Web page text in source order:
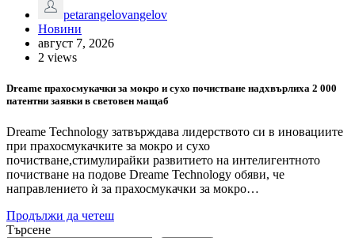
petarangelovangelov
Новини
август 7, 2026
2 views
Dreame прахосмукачки за мокро и сухо почистване надхвърлиха 2 000
патентни заявки в световен мащаб
Dreame Technology затвърждава лидерството си в иновациите
при прахосмукачките за мокро и сухо
почистване,стимулирайки развитието на интелигентното
почистване на подове Dreame Technology обяви, че
направлението ѝ за прахосмукачки за мокро…
Продължи да четеш
Търсене